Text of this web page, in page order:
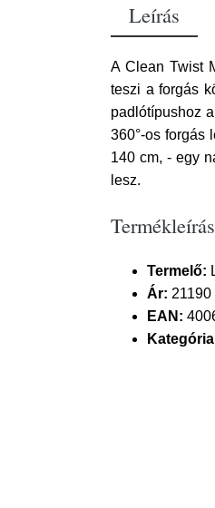
Leírás
A Clean Twist
teszi a forgás
padlótípushoz
360°-os forgás
140 cm, - egy
lesz.
Termelő:
Ár:
EAN: